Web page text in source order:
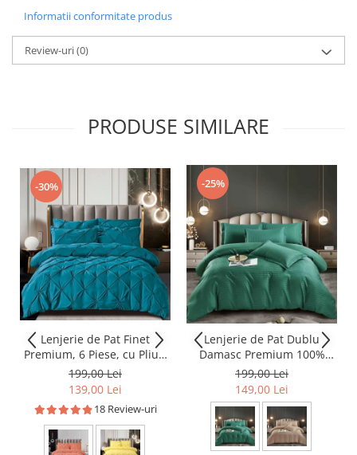
Informatii conformitate produs
Review-uri(0)
PRODUSE SIMILARE
-30%
Lenjerie de Pat Finet
Premium, 6 Piese, cu Pliuri
Brodate
199,00 Lei
139,00 Lei
18 Review-uri
-25%
Lenjerie de Pat Dublu
Damasc Premium 100%
Bumbac, Cu Elastic, 6 Piese
199,00 Lei
149,00 Lei